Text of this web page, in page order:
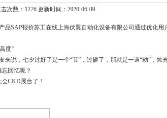
击次数：1276 更新时间：2020-06-09
品SAP报价苏工在线上海伏翼自动化设备有限公司通过优化用
度”
说，七夕过好了是一个“节”，过砸了，那就是一道“劫”，烛
回忆呢？
CKD展台了！